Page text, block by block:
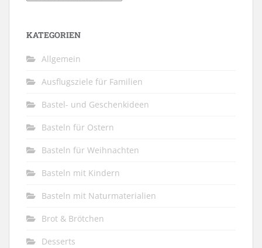
KATEGORIEN
Allgemein
Ausflugsziele für Familien
Bastel- und Geschenkideen
Basteln für Ostern
Basteln für Weihnachten
Basteln mit Kindern
Basteln mit Naturmaterialien
Brot & Brötchen
Desserts